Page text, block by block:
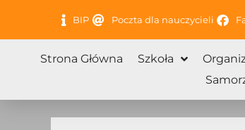
BIP Poczta dla nauczycieli
Strona Główna Szkoła